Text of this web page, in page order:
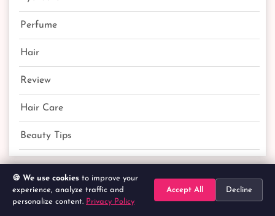
Perfume
Hair
Review
Hair Care
Beauty Tips
Product Categories
🍪 We use cookies to improve your
experience, analyze traffic and
personalize content. Privacy Policy
Accept All Decline
Home Search Categories